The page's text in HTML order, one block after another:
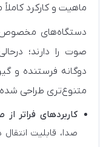
ماهیت و کارکرد کاملاً
دستگاه‌های مخصوص
صوت را دارند؛
دوگانه فرستنده و
متنوع‌تری طراحی
کاربردهای فراتر
صدا، قابلیت